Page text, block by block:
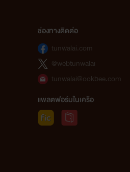
ช่องทางติดต่อ
tunwalai.com
@webtunwalai
tunwalai@ookbee.com
แพลตฟอร์มในเครือ